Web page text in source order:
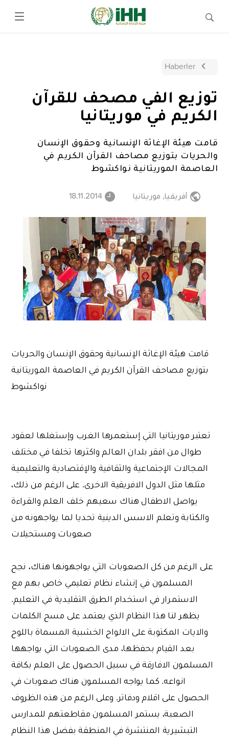
Haberler
توزيع الفي مصحف للقرآن
الكريم في موريتانيا
قامت هيئة الإغاثة الإنسانية وحقوق الإنسان
والحريات بتوزيع مصاحف القرآن الكريم في
العاصمة الموريتانية نواكشوط
أفريقيا, موريتانيا 18.11.2014
قامت هيئة الإغاثة الإنسانية وحقوق الإنسان والحريات
بتوزيع مصاحف القرآن الكريم في العاصمة الموريتانية
نواكشوط
تعتبر موريتانيا التي إستعمرها الغرب وإستغلها لعقود
طوال من افقر بلدان العالم واكثرها تخلفا في مختلف
المجالات الإجتماعية والثقافية والإقتصادية والتعليمية
مثلها مثل الدول الافريقية الاخرى. على الرغم من ذلك،
يواصل الاطفال هناك سعيهم خلف العلم والقراءة
والكتابة وتعلم الاسس الدينية تحديا لما يواجهونه من
صعوبات ومستحيلات
على الرغم من كل الصعوبات التي يواجهونها هناك، نجح
المسلمون في إنشاء نظام تعليمي خاص بهم مع
الاستمرار في استخدام الطرق التقليدية في التعليم.
يظهر لنا هذا النظام الذي يعتمد على مسح الكلمات
والايات المكتوبة على الالواح الخشبية المسماة باللوح
بعد القيام بحفظها، مدى الصعوبات التي يواجهها
المسلمون الافارقة في سبيل الحصول على العلم بكافة
انواعه. كما يواجه المسلمون هناك صعوبات في
الحصول على اقلام ودفاتر. وعلى الرغم من هذه الظروف
الصعبة، يستمر المسلمون مقاطعتهم للمدارس
التبشيرية المنتشرة في المنطقة بفضل هذا النظام